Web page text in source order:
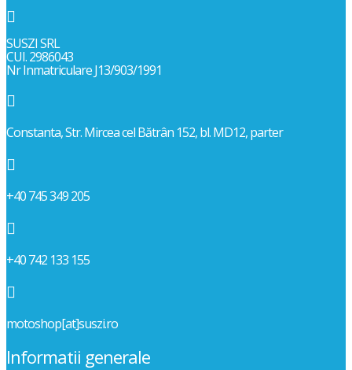

SUSZI SRL
CUI. 2986043
Nr Inmatriculare J13/903/1991

Constanta, Str. Mircea cel Bătrân 152, bl. MD12, parter

+40 745 349 205

+40 742 133 155

motoshop[at]suszi.ro
Informatii generale